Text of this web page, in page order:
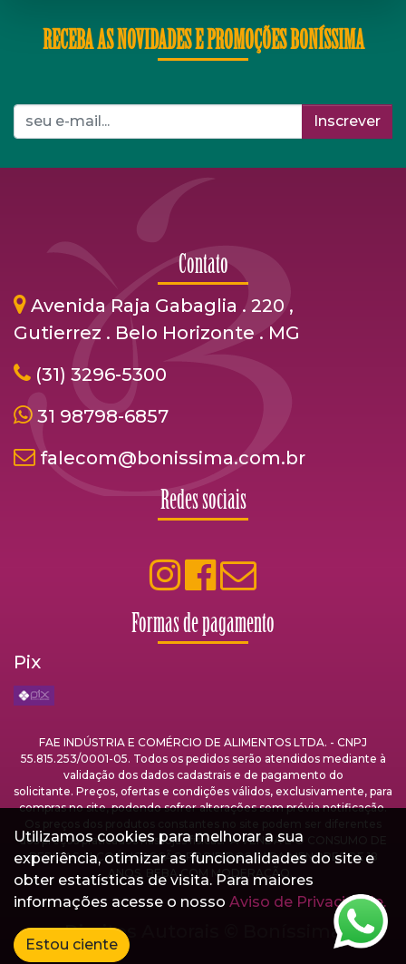
RECEBA AS NOVIDADES E PROMOÇÕES BONÍSSIMA
Inscrever
Contato
Avenida Raja Gabaglia . 220 ,
Gutierrez . Belo Horizonte . MG
(31) 3296-5300
31 98798-6857
falecom@bonissima.com.br
Redes sociais
Formas de pagamento
Pix
FAE INDÚSTRIA E COMÉRCIO DE ALIMENTOS LTDA. - CNPJ
55.815.253/0001-05. Todos os pedidos serão atendidos mediante à
validação dos dados cadastrais e de pagamento do
solicitante. Preços, ofertas e condições válidos, exclusivamente, para
compras no site, podendo sofrer alterações sem prévia notificação.
dos preços praticados nas lojas físicas. A VENDA E O CONSUMO DE
BEBIDAS ALCOÓLICAS SÃO PROIBIDOS PARA MENORES DE 18
ANOS. BEBA COM MODERAÇÃO.
Direitos Autorais © Boníssima
Utilizamos cookies para melhorar a sua
experiência, otimizar as funcionalidades do site e
obter estatísticas de visita. Para maiores
informações acesse o nosso Aviso de Privacidade.
Estou ciente